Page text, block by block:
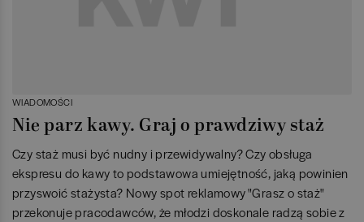
WIADOMOŚCI
Nie parz kawy. Graj o prawdziwy staż
Czy staż musi być nudny i przewidywalny? Czy obsługa
ekspresu do kawy to podstawowa umiejętność, jaką powinien
przyswoić stażysta? Nowy spot reklamowy "Grasz o staż"
przekonuje pracodawców, że młodzi doskonale radzą sobie z